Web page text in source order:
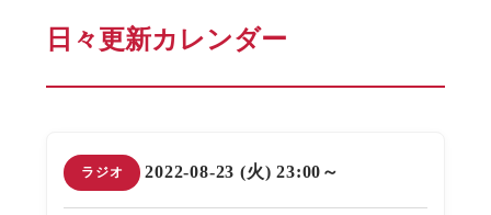
日々更新カレンダー
ラジオ 2022-08-23 (火) 23:00～